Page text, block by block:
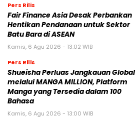
Pers Rilis
Fair Finance Asia Desak Perbankan
Hentikan Pendanaan untuk Sektor
Batu Bara di ASEAN
Kamis, 6 Agu 2026 - 13:02 WIB
Pers Rilis
Shueisha Perluas Jangkauan Global
melalui MANGA MILLION, Platform
Manga yang Tersedia dalam 100
Bahasa
Kamis, 6 Agu 2026 - 13:00 WIB